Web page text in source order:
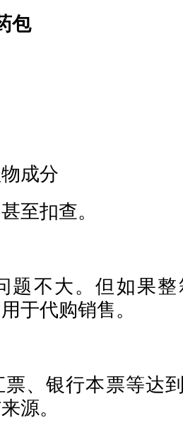
包
成分
至扣查。
题不大。但如果
于代购销售。
、银行本票等达
源。